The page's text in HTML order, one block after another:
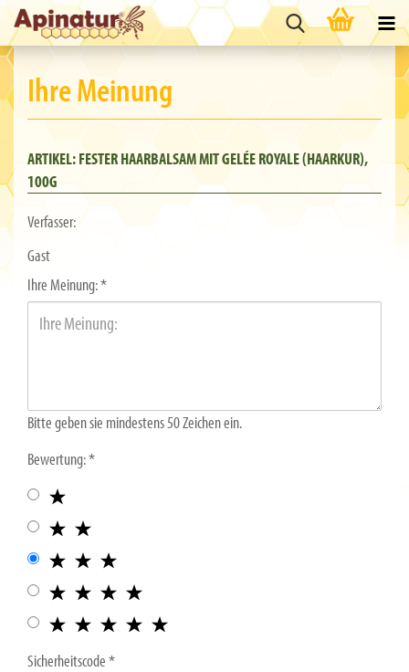
Ihre Meinung
ARTIKEL: FESTER HAARBALSAM MIT GELÉE ROYALE (HAARKUR),
100G
Verfasser:
Gast
Ihre Meinung:
Bitte geben sie mindestens 50 Zeichen ein.
Bewertung:
Sicherheitscode